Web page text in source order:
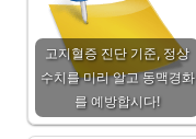
고지혈증 진단 기준, 정상
수치를 미리 알고 동맥경화
를 예방합시다!